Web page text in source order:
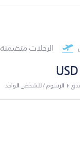
الرحلات متضمنة
+ الرسوم / للشخص الواحد